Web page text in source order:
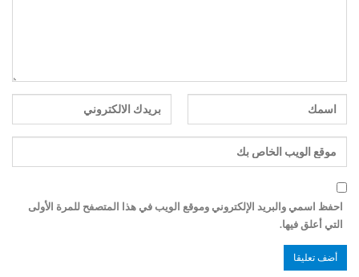
احفظ اسمي والبريد الإلكتروني وموقع الويب في هذا المتصفح للمرة الأولى
التي أعلق فيها.